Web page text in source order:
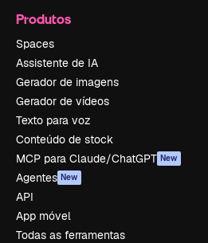
Produtos
Spaces
Assistente de IA
Gerador de imagens
Gerador de vídeos
Texto para voz
Conteúdo de stock
MCP para Claude/ChatGPT New
Agentes New
API
App móvel
Todas as ferramentas